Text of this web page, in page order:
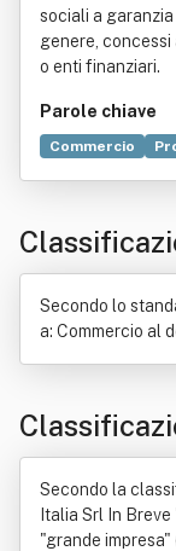
sociali a
genere,
o enti finanziari.
Parole chiave
Commercio
Licenza
Secondo lo
a: Commercio al
Secondo la
Italia Srl In
"grande